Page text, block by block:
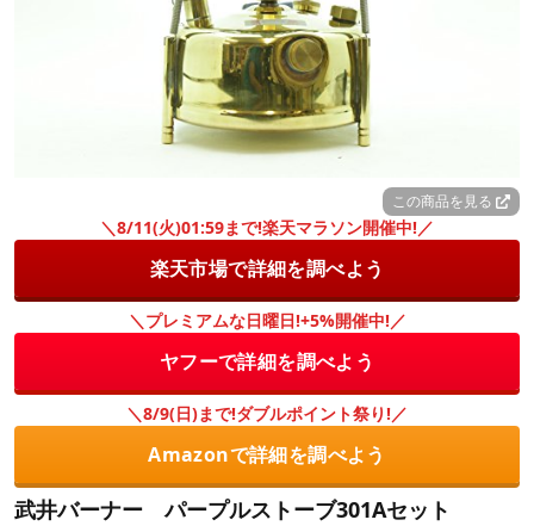
この商品を見る
＼8/11(火)01:59まで!楽天マラソン開催中!／
楽天市場で詳細を調べよう
＼プレミアムな日曜日!+5%開催中!／
ヤフーで詳細を調べよう
＼8/9(日)まで!ダブルポイント祭り!／
Amazonで詳細を調べよう
武井バーナー パープルストーブ301Aセット